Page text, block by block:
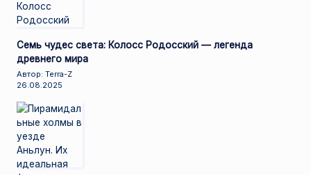
Семь чудес света: Колосс Родосский — легенда
древнего мира
Автор: Terra-Z
26.08.2025